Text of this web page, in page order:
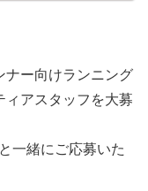
ナー向けランニング
ィアスタッフを大募
一緒にご応募いた